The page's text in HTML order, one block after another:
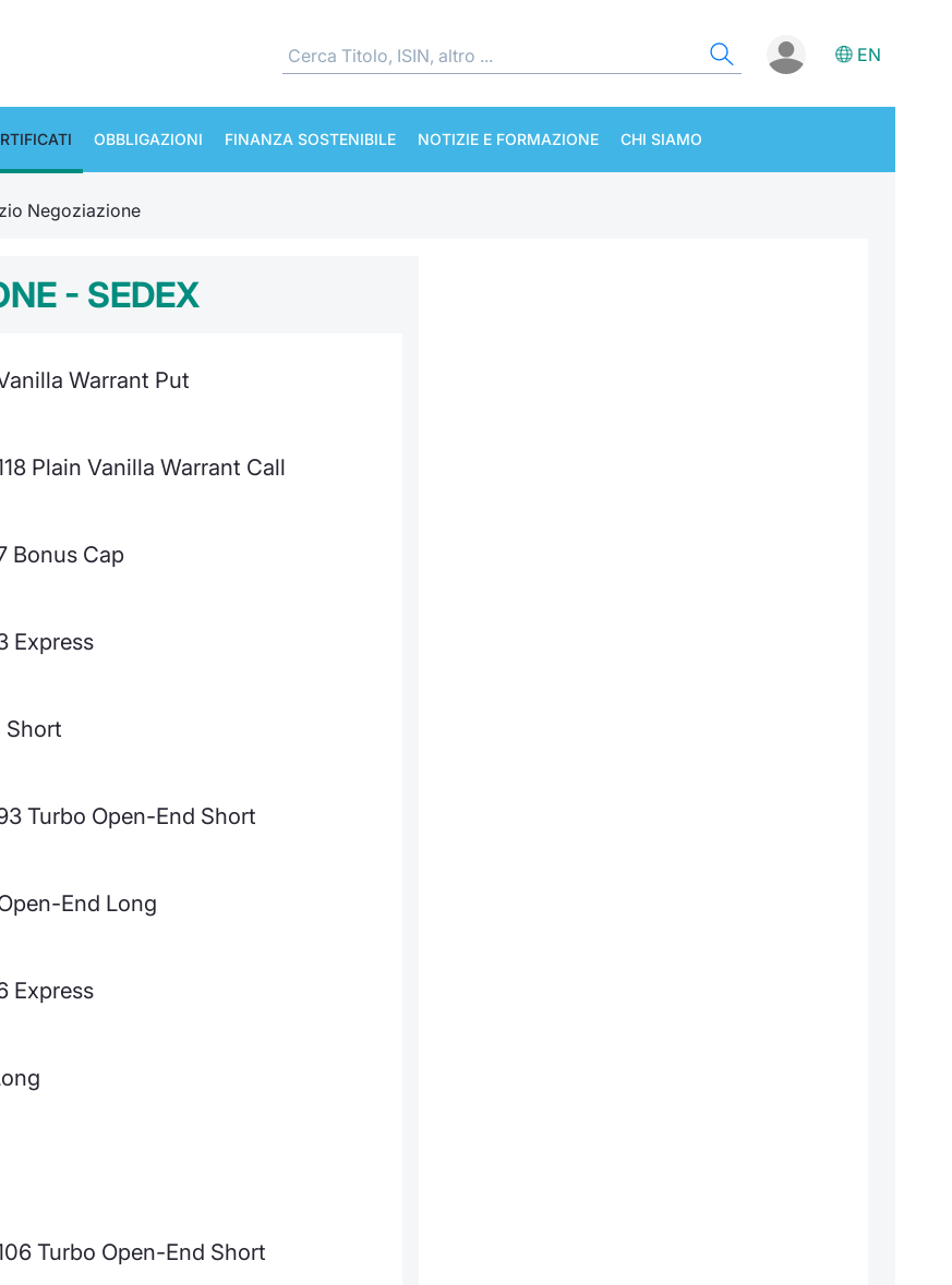
EN
OBBLIGAZIONI FINANZA SOSTENIBILE NOTIZIE E FORMAZIONE CHI SIAMO
Negoziazione
- SEDEX
Warrant Put
Plain Vanilla Warrant Call
Bonus Cap
Express
Short
Turbo Open-End Short
End Long
Express
Turbo Open-End Short